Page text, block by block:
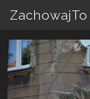
ZachowajTo
Skip
to
content